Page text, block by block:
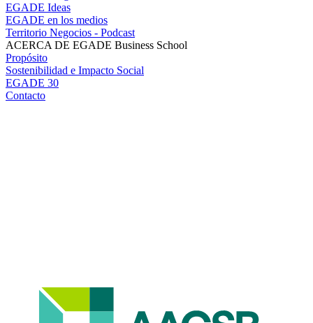
EGADE Ideas
EGADE en los medios
Territorio Negocios - Podcast
ACERCA DE EGADE Business School
Propósito
Sostenibilidad e Impacto Social
EGADE 30
Contacto